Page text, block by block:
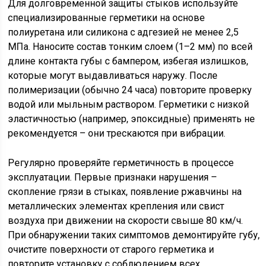
Для долговременной защиты стыков используйте
специализированные герметики на основе
полиуретана или силикона с адгезией не менее 2,5
МПа. Наносите состав тонким слоем (1–2 мм) по всей
длине контакта губы с бампером, избегая излишков,
которые могут выдавливаться наружу. После
полимеризации (обычно 24 часа) повторите проверку
водой или мыльным раствором. Герметики с низкой
эластичностью (например, эпоксидные) применять не
рекомендуется – они трескаются при вибрации.
Регулярно проверяйте герметичность в процессе
эксплуатации. Первые признаки нарушения –
скопление грязи в стыках, появление ржавчины на
металлических элементах крепления или свист
воздуха при движении на скорости свыше 80 км/ч.
При обнаружении таких симптомов демонтируйте губу,
очистите поверхности от старого герметика и